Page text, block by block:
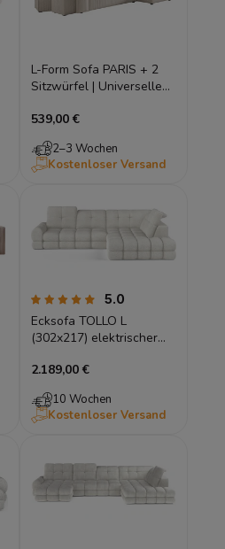
L-Form Sofa PARIS + 2
Sitzwürfel | Universelle
539,00 €
2–3 Wochen
Kostenloser Versand
5.0
Ecksofa TOLLO L
(302x217) elektrischer
Bettkasten
2.189,00 €
10 Wochen
Kostenloser Versand